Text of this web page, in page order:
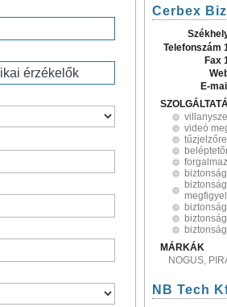
Cerbex
Telefonszám
Fax
E-
videó
MÁRKÁK
NOGUS,
NB Tech